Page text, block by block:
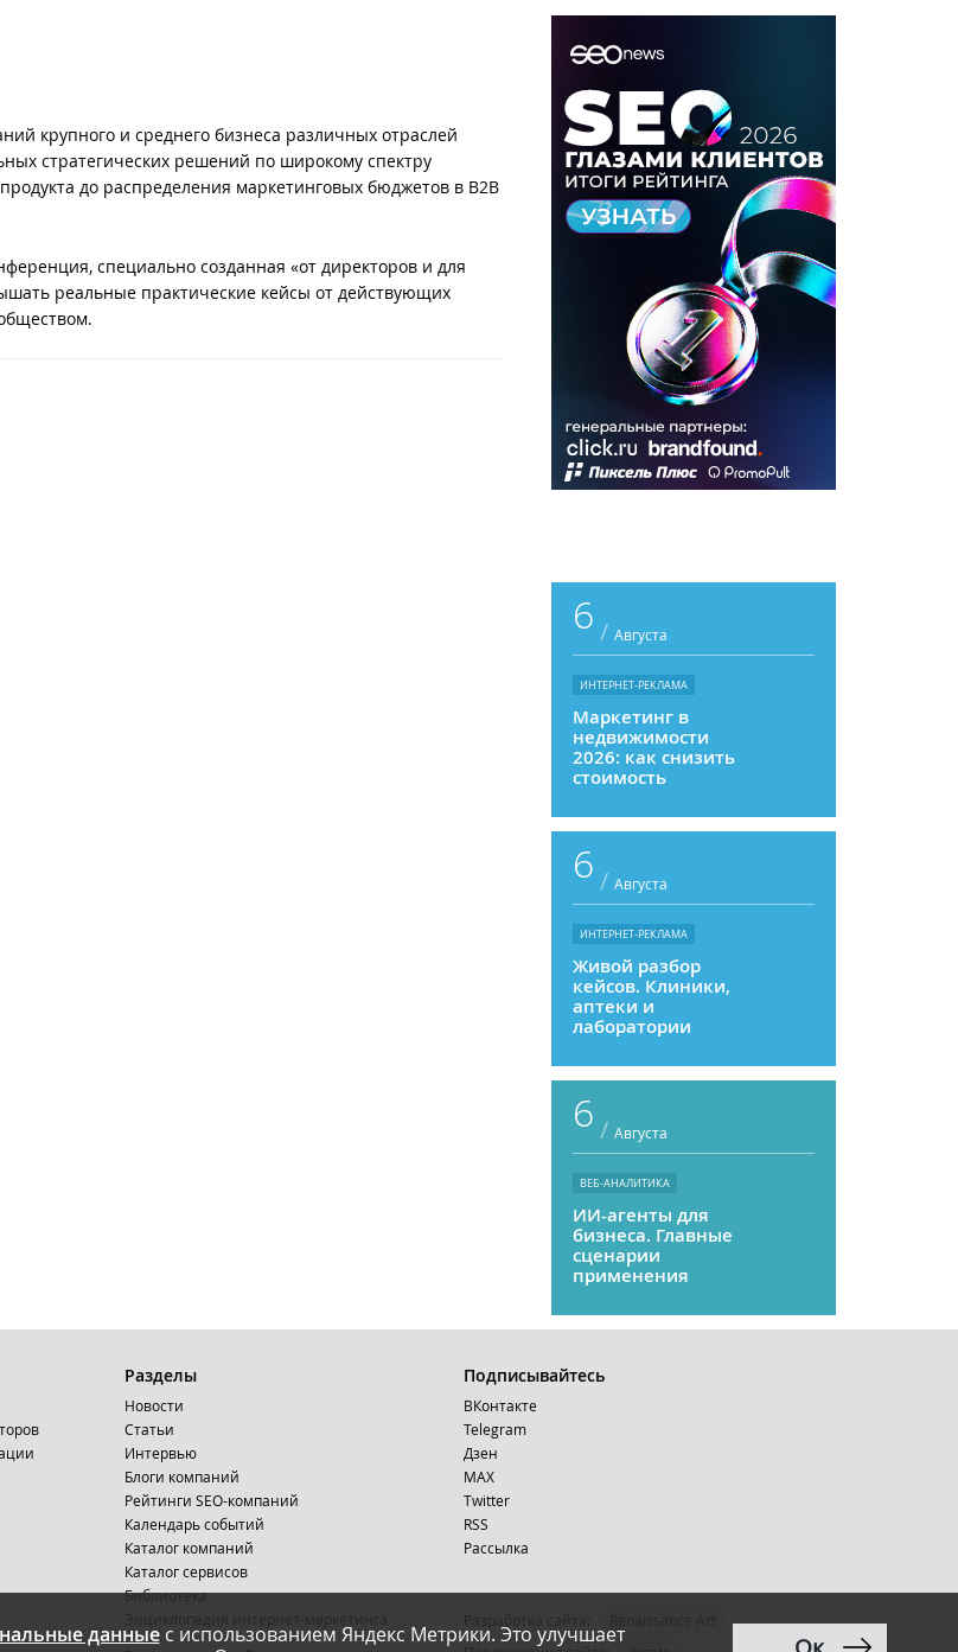
крупного и среднего бизнеса различных отраслей
стратегических решений по широкому спектру
до распределения маркетинговых бюджетов в B2B
специально созданная «от директоров и для
реальные практические кейсы от действующих
6 / Августа
ИНТЕРНЕТ-РЕКЛАМА
Маркетинг в
недвижимости
2026: как снизить
стоимость
увеличить
продажи
6 / Августа
ИНТЕРНЕТ-РЕКЛАМА
Живой разбор
кейсов. Клиники,
аптеки и
лаборатории
6 / Августа
ВЕБ-АНАЛИТИКА
ИИ-агенты для
бизнеса. Главные
сценарии
применения
данныес использованием Яндекс Метрики. Это улучшает
Разделы
Новости
Статьи
Интервью
Блоги компаний
Рейтинги SEO-компаний
Календарь событий
Каталог компаний
Каталог сервисов
Библиотека
Подписывайтесь
ВКонтакте
Telegram
Дзен
MAX
Тwitter
RSS
Рассылка